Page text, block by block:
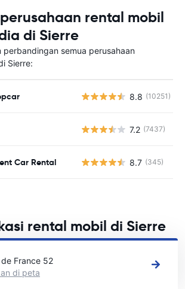
rental mobil
di Sierre
perbandingan semua perusahaan
Sierre:
8.8 (10251)
7.2 (7437)
Car Rental 8.7 (345)
rental mobil di Sierre
mobil utama kami di Sierre
France 52
di peta